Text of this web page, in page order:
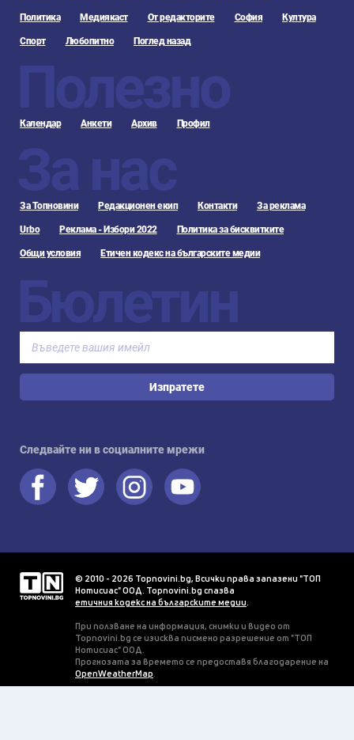
Политика Медиякаст От редакторите София Култура
Спорт Любопитно Поглед назад
Полезно
Календар Анкети Архив Профил
За нас
За Топновини Редакционен екип Контакти За реклама
Urbo Реклама - Избори 2022 Политика за бисквитките
Общи условия Етичен кодекс на българските медии
Бюлетин
Изпратете
Следвайте ни в социалните мрежи
© 2010 - 2026 Topnovini.bg, Всички права запазени "ТОП
Нотисиас" ООД. Topnovini.bg спазва
етичния кодекс на българските медии
При ползване на информация, снимки и видео от
Topnovini.bg се изисква писмено разрешение от "ТОП
Нотисиас" ООД.
Прогнозата за времето се предоставя благодарение на
OpenWeatherMap